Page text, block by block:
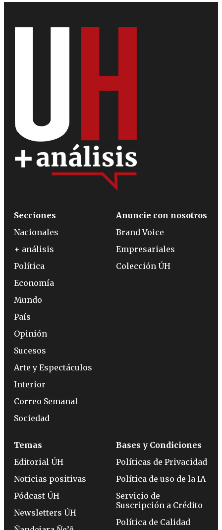
Secciones
Nacionales
+ análisis
Política
Economía
Mundo
País
Opinión
Sucesos
Arte y Espectáculos
Interior
Correo Semanal
Sociedad
Anuncie con nosotros
Brand Voice
Empresariales
Colección ÚH
Temas
Editorial ÚH
Noticias positivas
Pódcast ÚH
Newsletters ÚH
Bases y Condiciones
Políticas de Privacidad
Política de uso de la IA
Servicio de
Suscripción a Crédito
Política de Calidad